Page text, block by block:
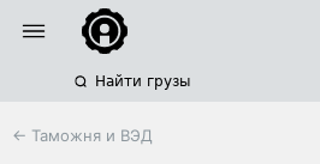
Найти грузы
← Таможня и ВЭД